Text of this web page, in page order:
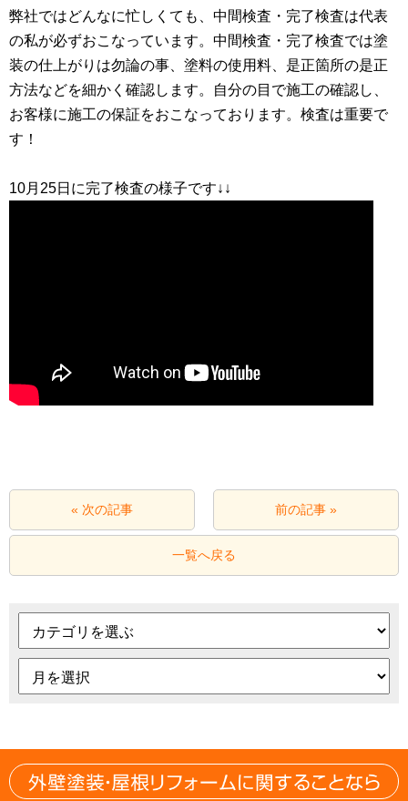
弊社ではどんなに忙しくても、中間検査・完了検査は代表
の私が必ずおこなっています。中間検査・完了検査では塗
装の仕上がりは勿論の事、塗料の使用料、是正箇所の是正
方法などを細かく確認します。自分の目で施工の確認し、
お客様に施工の保証をおこなっております。検査は重要で
す！
« 次の記事 前の記事 »
一覧へ戻る